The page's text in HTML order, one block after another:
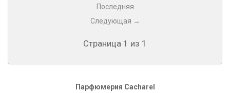
Последняя
Следующая →
Страница 1 из 1
Парфюмерия Cacharel